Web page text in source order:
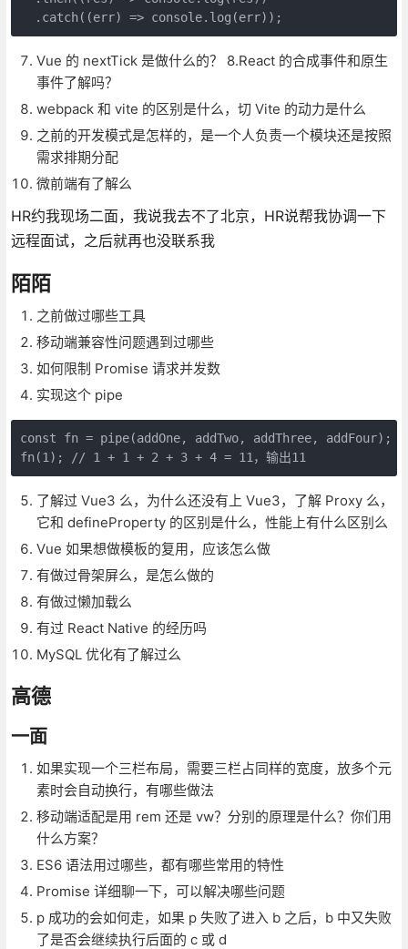
Vue 的 nextTick 是做什么的？ 8.React 的合成事件和原生
事件了解吗？
webpack 和 vite 的区别是什么，切 Vite 的动力是什么
之前的开发模式是怎样的，是一个人负责一个模块还是按照
需求排期分配
微前端有了解么
HR约我现场二面，我说我去不了北京，HR说帮我协调一下
远程面试，之后就再也没联系我
陌陌
之前做过哪些工具
移动端兼容性问题遇到过哪些
如何限制 Promise 请求并发数
实现这个 pipe
const fn = pipe(addOne, addTwo, addThree, addFour); //
了解过 Vue3 么，为什么还没有上 Vue3，了解 Proxy 么，
它和 defineProperty 的区别是什么，性能上有什么区别么
Vue 如果想做模板的复用，应该怎么做
有做过骨架屏么，是怎么做的
有做过懒加载么
有过 React Native 的经历吗
MySQL 优化有了解过么
高德
一面
如果实现一个三栏布局，需要三栏占同样的宽度，放多个元
素时会自动换行，有哪些做法
移动端适配是用 rem 还是 vw？分别的原理是什么？你们用
什么方案？
ES6 语法用过哪些，都有哪些常用的特性
Promise 详细聊一下，可以解决哪些问题
p 成功的会如何走，如果 p 失败了进入 b 之后，b 中又失败
了是否会继续执行后面的 c 或 d